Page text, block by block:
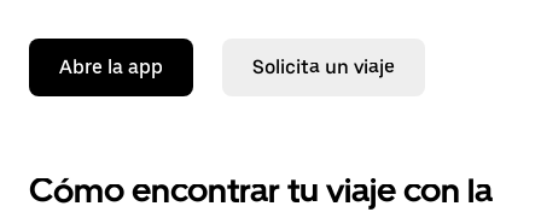
Abre la app Solicita un viaje
Cómo encontrar tu viaje con la